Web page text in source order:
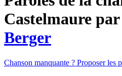
Castelmaure par
Berger
Chanson manquante ? Proposer les